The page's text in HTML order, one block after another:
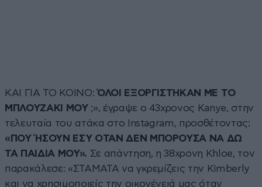
ΚΑΙ ΓΙΑ ΤΟ ΚΟΙΝΟ:ΌΛΟΙ ΕΞΟΡΓΙΣΤΗΚΑΝ ΜΕ ΤΟ
ΜΠΛΟΥΖΑΚΙ ΜΟΥ ;», έγραψε ο 43χρονος Kanye, στην
τελευταία του ατάκα στο Instagram, προσθέτοντας:
«ΠΟΥ ΉΣΟΥΝ ΕΣΥ ΟΤΑΝ ΔΕΝ ΜΠΟΡΟΥΣΑ ΝΑ ΔΩ
ΤΑ ΠΑΙΔΙΑ ΜΟΥ». Σε απάντηση, η 38χρονη Khloe, τον
παρακάλεσε: «ΣΤΑΜΑΤΑ να γκρεμίζεις την Kimberly
και να χρησιμοποιείς την οικογένειά μας όταν